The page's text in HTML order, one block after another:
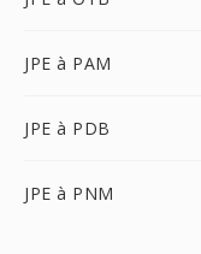
JPE à PAM
JPE à PDB
JPE à PNM